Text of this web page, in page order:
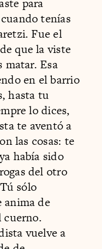
para
tenías
Fue el
que la viste
matar. Esa
en el barrio
hasta tu
lo dices,
te aventó a
las cosas: te
había sido
del otro
sólo
anima de
cuerno.
vuelve a